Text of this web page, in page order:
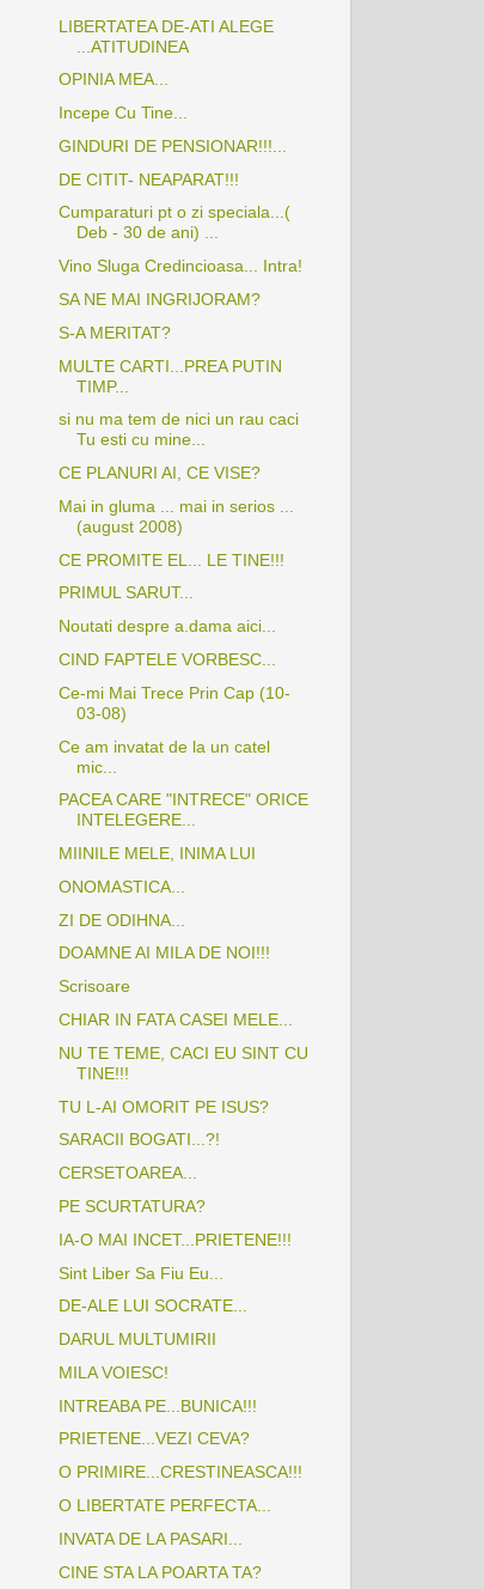
LIBERTATEA DE-ATI ALEGE
...ATITUDINEA
OPINIA MEA...
Incepe Cu Tine...
GINDURI DE PENSIONAR!!!...
DE CITIT- NEAPARAT!!!
Cumparaturi pt o zi speciala...(
Deb - 30 de ani) ...
Vino Sluga Credincioasa... Intra!
SA NE MAI INGRIJORAM?
S-A MERITAT?
MULTE CARTI...PREA PUTIN
TIMP...
si nu ma tem de nici un rau caci
Tu esti cu mine...
CE PLANURI AI, CE VISE?
Mai in gluma ... mai in serios ...
(august 2008)
CE PROMITE EL... LE TINE!!!
PRIMUL SARUT...
Noutati despre a.dama aici...
CIND FAPTELE VORBESC...
Ce-mi Mai Trece Prin Cap (10-
03-08)
Ce am invatat de la un catel
mic...
PACEA CARE "INTRECE" ORICE
INTELEGERE...
MIINILE MELE, INIMA LUI
ONOMASTICA...
ZI DE ODIHNA...
DOAMNE AI MILA DE NOI!!!
Scrisoare
CHIAR IN FATA CASEI MELE...
NU TE TEME, CACI EU SINT CU
TINE!!!
TU L-AI OMORIT PE ISUS?
SARACII BOGATI...?!
CERSETOAREA...
PE SCURTATURA?
IA-O MAI INCET...PRIETENE!!!
Sint Liber Sa Fiu Eu...
DE-ALE LUI SOCRATE...
DARUL MULTUMIRII
MILA VOIESC!
INTREABA PE...BUNICA!!!
PRIETENE...VEZI CEVA?
O PRIMIRE...CRESTINEASCA!!!
O LIBERTATE PERFECTA...
INVATA DE LA PASARI...
CINE STA LA POARTA TA?